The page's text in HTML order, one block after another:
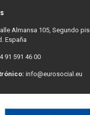
Almansa 105, Segundo
España
91 591 46 00
info@eurosocial.eu